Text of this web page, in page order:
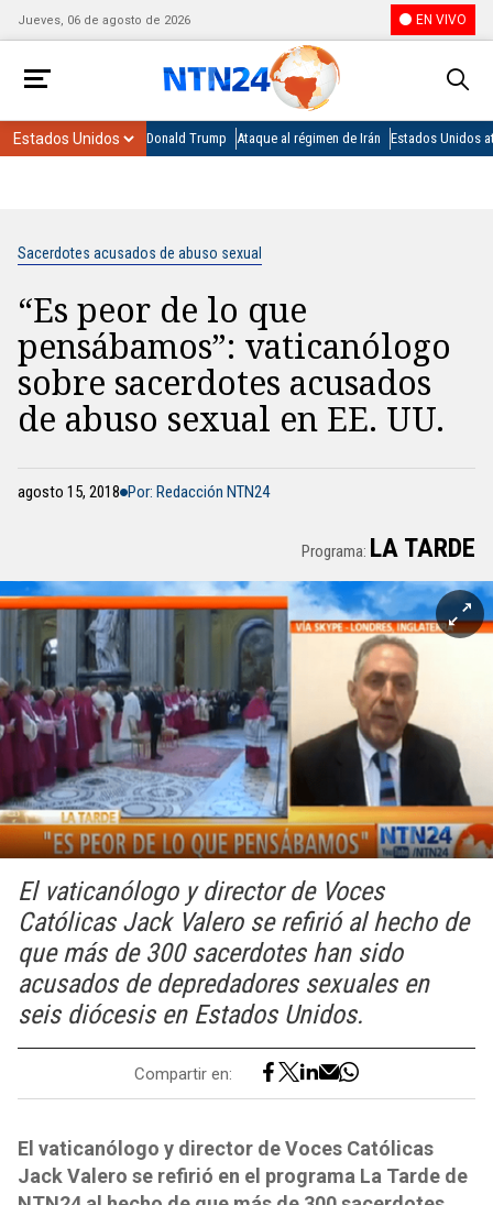
Jueves, 06 de agosto de 2026 EN VIVO
Donald Trump Ataque al régimen de Irán Estados Unidos
Sacerdotes acusados de abuso sexual
“Es peor de lo que
pensábamos”: vaticanólogo
sobre sacerdotes acusados
de abuso sexual en EE. UU.
agosto 15, 2018 Por: Redacción NTN24
Programa: LA TARDE
El vaticanólogo y director de Voces
Católicas Jack Valero se refirió al hecho de
que más de 300 sacerdotes han sido
acusados de depredadores sexuales en
seis diócesis en Estados Unidos.
Compartir en:
El vaticanólogo y director de Voces Católicas
Jack Valero se refirió en el programa La Tarde de